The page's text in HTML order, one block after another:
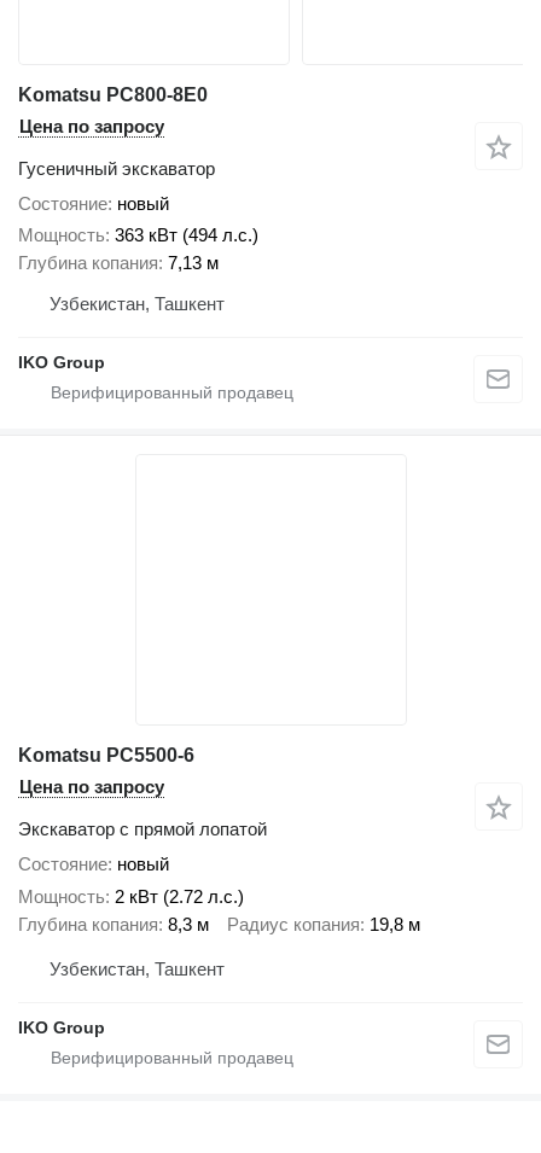
Komatsu PC800-8E0
Цена по запросу
Гусеничный экскаватор
Состояние новый
Мощность 363 кВт (494 л.с.)
Глубина копания 7,13 м
Узбекистан, Ташкент
IKO Group
Komatsu PC5500-6
Цена по запросу
Экскаватор с прямой лопатой
Состояние новый
Мощность 2 кВт (2.72 л.с.)
Глубина копания 8,3 м Радиус копания 19,8 м
Узбекистан, Ташкент
IKO Group